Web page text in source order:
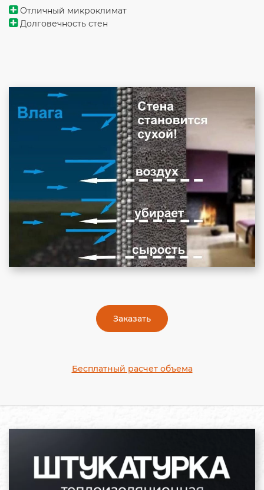
Отличный микроклимат
Долговечность стен
Заказать
Бесплатный расчет объема